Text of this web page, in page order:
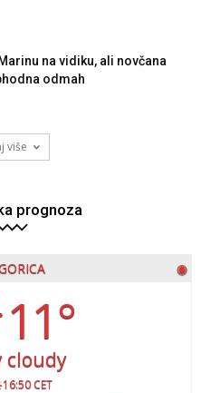
na vidiku, ali novčana
odmah
više
prognoza
◉
11°
cloudy
16:50 CET